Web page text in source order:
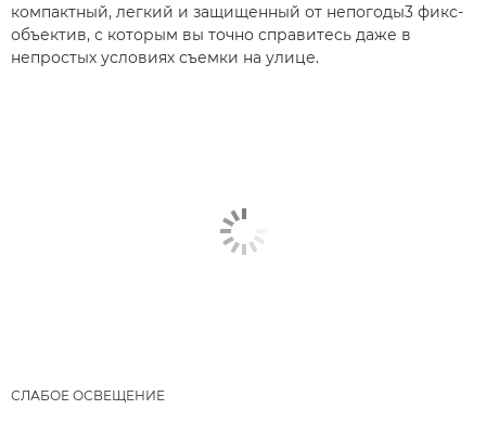
компактный, легкий и защищенный от непогоды3 фикс-
объектив, с которым вы точно справитесь даже в
непростых условиях съемки на улице.
СЛАБОЕ ОСВЕЩЕНИЕ